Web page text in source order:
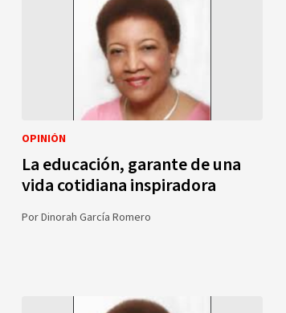
OPINIÓN
La educación, garante de una
vida cotidiana inspiradora
PorDinorah García Romero